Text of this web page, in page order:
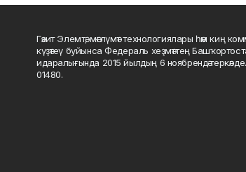
Гәзит Элемтә, мәғлүмәт технологиялары һәм киң
күҙәтеү буйынса Федераль хеҙмәттең
идаралығында 2015 йылдың 6 ноябрендә
01480.